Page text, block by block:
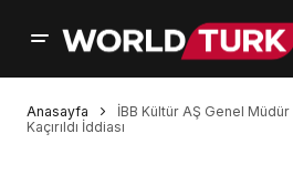
Anasayfa
İBB Kültür AŞ Genel Müdür
Kaçırıldı İddiası